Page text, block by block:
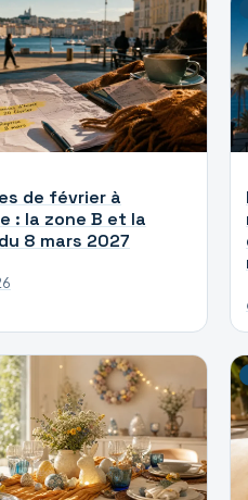
de février à
: la zone B et la
8 mars 2027